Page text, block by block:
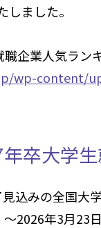
ました。
職企業人気ラン
wp-content/
年卒大学
込みの全国大
2026年3月23日